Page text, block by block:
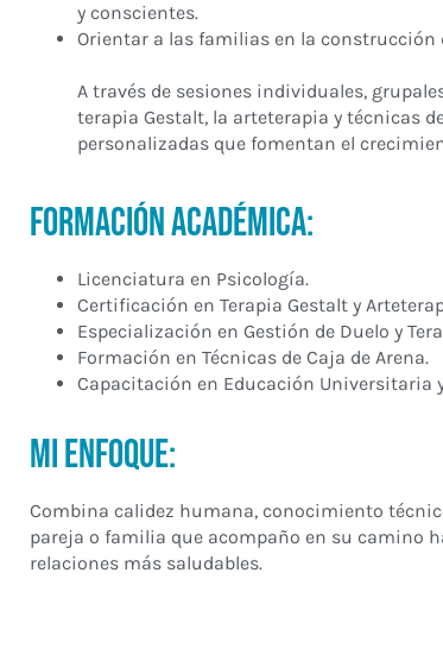
y conscientes.
Orientar a las familias en la construcción
A través de sesiones individuales,
terapia Gestalt, la arteterapia y técnicas
personalizadas que fomentan el
Formación Académica:
Licenciatura en Psicología.
Certificación en Terapia Gestalt y
Especialización en Gestión de Duelo y
Formación en Técnicas de Caja de Arena.
Capacitación en Educación Universitaria
Mi enfoque:
Combina calidez humana, conocimiento
pareja o familia que acompaño en su camino
relaciones más saludables.